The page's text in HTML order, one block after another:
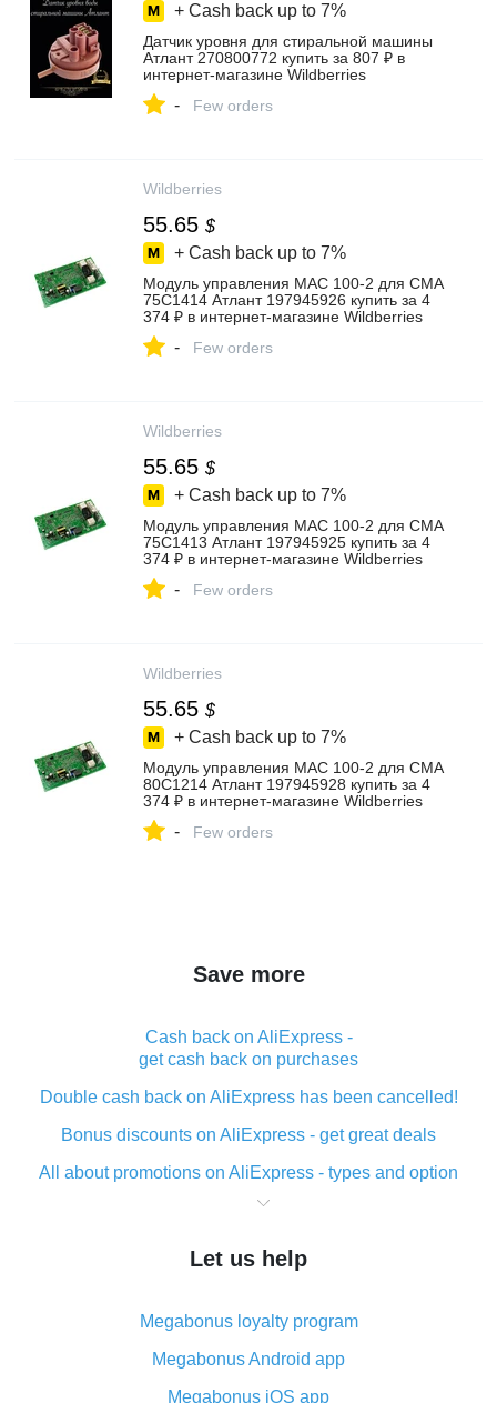
+ Cash back up to 7%
Датчик уровня для стиральной машины
Атлант 270800772 купить за 807 ₽ в
интернет‑магазине Wildberries
- Few orders
Wildberries
55.65 $
+ Cash back up to 7%
Модуль управления МАС 100-2 для СМА
75С1414 Атлант 197945926 купить за 4
374 ₽ в интернет‑магазине Wildberries
- Few orders
Wildberries
55.65 $
+ Cash back up to 7%
Модуль управления МАС 100-2 для СМА
75С1413 Атлант 197945925 купить за 4
374 ₽ в интернет‑магазине Wildberries
- Few orders
Wildberries
55.65 $
+ Cash back up to 7%
Модуль управления МАС 100-2 для СМА
80С1214 Атлант 197945928 купить за 4
374 ₽ в интернет‑магазине Wildberries
- Few orders
Save more
Cash back on AliExpress -
get cash back on purchases
Double cash back on AliExpress has been cancelled!
Bonus discounts on AliExpress - get great deals
All about promotions on AliExpress - types and option
What is cash back when making purchases on
The best place to download cash back for AliExpress
What is the AliExpress cash back plugin and what are
its advantages
Cash back from the AliExpress mobile app -
Let us help
Megabonus loyalty program
Megabonus Android app
Megabonus iOS app